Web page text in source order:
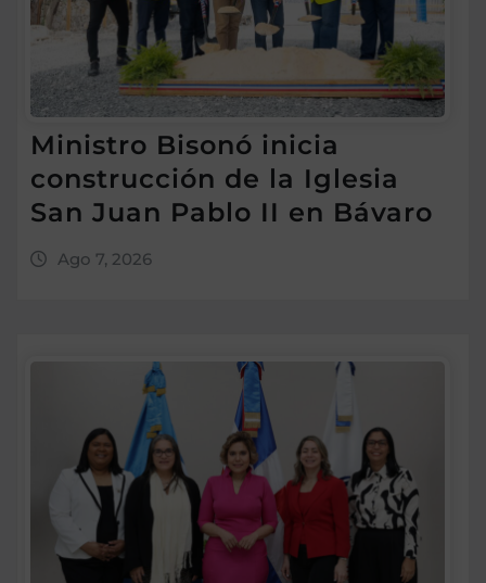
Ministro Bisonó inicia
construcción de la Iglesia
San Juan Pablo II en Bávaro
Ago 7, 2026